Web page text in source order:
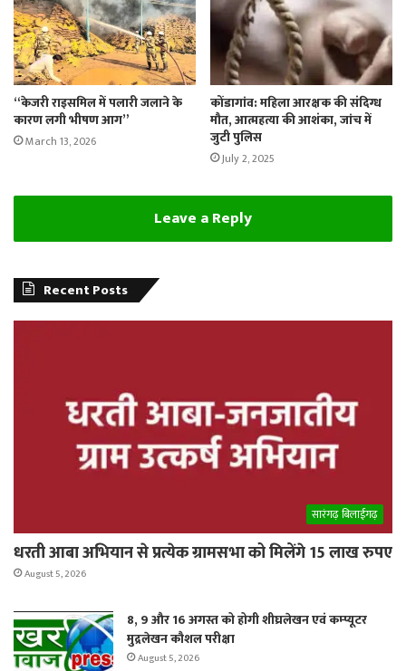
“केजरी राइसमिल में पलारी जलाने के
कारण लगी भीषण आग”
March 13, 2026
कोंडागांव: महिला आरक्षक की संदिग्ध
मौत, आत्महत्या की आशंका, जांच में
जुटी पुलिस
July 2, 2025
Leave a Reply
Recent Posts
सारंगढ़ बिलाईगढ़
धरती आबा अभियान से प्रत्येक ग्रामसभा को मिलेंगे 15 लाख रुपए
August 5, 2026
8, 9 और 16 अगस्त को होगी शीघ्रलेखन एवं कम्प्यूटर
मुद्रलेखन कौशल परीक्षा
August 5, 2026